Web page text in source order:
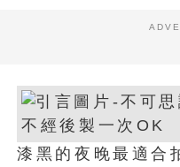
漆黑的夜晚最適合